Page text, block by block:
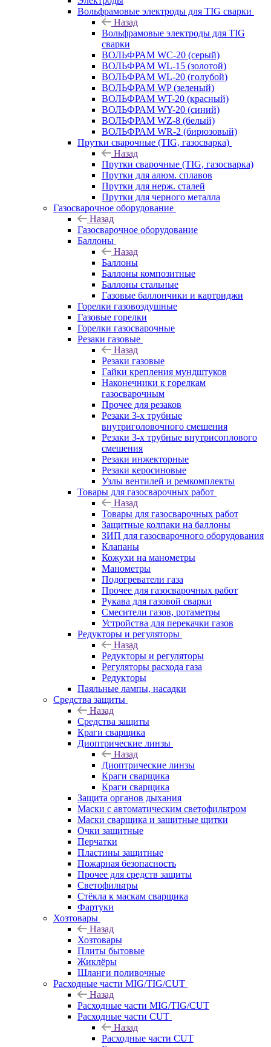
Вольфрамовые электроды для TIG сварки
Назад
Вольфрамовые электроды для TIG
сварки
ВОЛЬФРАМ WC-20 (серый)
ВОЛЬФРАМ WL-15 (золотой)
ВОЛЬФРАМ WL-20 (голубой)
ВОЛЬФРАМ WP (зеленый)
ВОЛЬФРАМ WT-20 (красный)
ВОЛЬФРАМ WY-20 (синий)
ВОЛЬФРАМ WZ-8 (белый)
ВОЛЬФРАМ WR-2 (бирюзовый)
Прутки сварочные (TIG, газосварка)
Назад
Прутки сварочные (TIG, газосварка)
Прутки для алюм. сплавов
Прутки для нерж. сталей
Прутки для черного металла
Газосварочное оборудование
Назад
Газосварочное оборудование
Баллоны
Назад
Баллоны
Баллоны композитные
Баллоны стальные
Газовые баллончики и картриджи
Горелки газовоздушные
Газовые горелки
Горелки газосварочные
Резаки газовые
Назад
Резаки газовые
Гайки крепления мундштуков
Наконечники к горелкам
газосварочным
Прочее для резаков
Резаки 3-х трубные
внутриголовочного смешения
Резаки 3-х трубные внутрисоплового
смешения
Резаки инжекторные
Резаки керосиновые
Узлы вентилей и ремкомплекты
Товары для газосварочных работ
Назад
Товары для газосварочных работ
Защитные колпаки на баллоны
ЗИП для газосварочного оборудования
Клапаны
Кожухи на манометры
Манометры
Подогреватели газа
Прочее для газосварочных работ
Рукава для газовой сварки
Смесители газов, ротаметры
Устройства для перекачки газов
Редукторы и регуляторы
Назад
Редукторы и регуляторы
Регуляторы расхода газа
Редукторы
Паяльные лампы, насадки
Средства защиты
Назад
Средства защиты
Краги сварщика
Диоптрические линзы
Назад
Диоптрические линзы
Краги сварщика
Краги сварщика
Защита органов дыхания
Маски с автоматическим светофильтром
Маски сварщика и защитные щитки
Очки защитные
Перчатки
Пластины защитные
Пожарная безопасность
Прочее для средств защиты
Светофильтры
Стёкла к маскам сварщика
Фартуки
Хозтовары
Назад
Хозтовары
Плиты бытовые
Жиклёры
Шланги поливочные
Расходные части MIG/TIG/CUT
Назад
Расходные части MIG/TIG/CUT
Расходные части CUT
Назад
Расходные части CUT